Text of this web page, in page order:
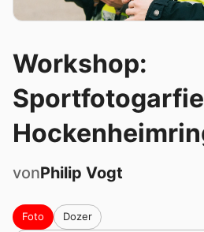
Workshop:
vonPhilip Vogt
Foto
Dozer